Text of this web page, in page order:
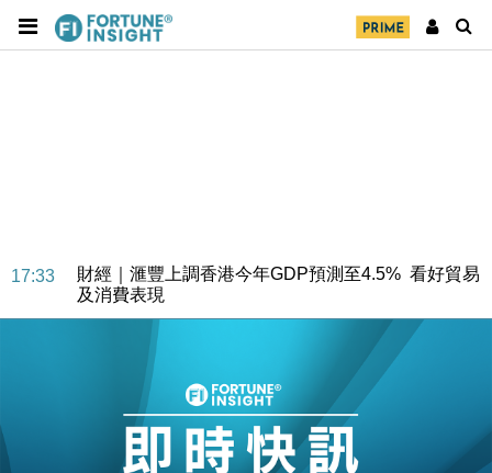
17:33
財經｜滙豐上調香港今年GDP預測至4.5% 看好貿易
及消費表現
本地｜假冒內地執法人員要求交「保證金」 43歲女子
損失近6900萬元
財經｜日經失守6.5萬點後回穩 全周仍升近2%
財經｜恒隆10月換帥 玩具「反」斗城亞洲CEO蔡德